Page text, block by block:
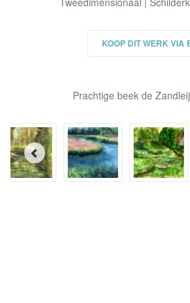
KOOP DIT WERK VIA
Prachtige beek de